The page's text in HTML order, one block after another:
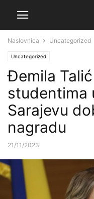
Naslovnica Uncategorized
Uncategorized
Đemila
studentima
Sarajevu
nagradu
21/11/2023